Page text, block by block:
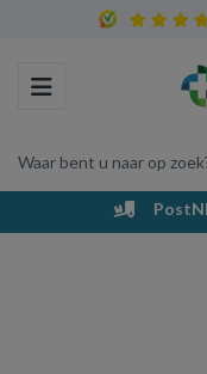
Toggle navigation
Waar bent u naar op
Winkelwagen